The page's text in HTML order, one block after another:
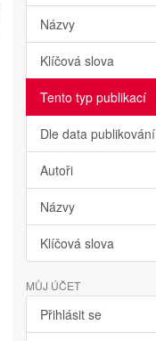
Názvy
Klíčová slova
Tento typ publikací
Dle data publikování
Autoři
Názvy
Klíčová slova
MŮJ ÚČET
Přihlásit se